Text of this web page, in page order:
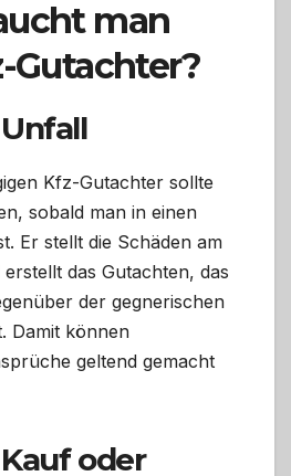
man
Gutachter?
Kfz-Gutachter sollte
sobald man in einen
Er stellt die Schäden am
das Gutachten, das
der gegnerischen
Damit können
geltend gemacht
oder